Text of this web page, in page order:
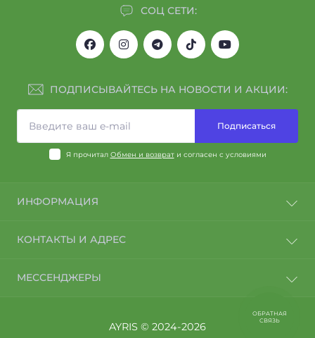
СОЦ СЕТИ:
ПОДПИСЫВАЙТЕСЬ НА НОВОСТИ И АКЦИИ:
Подписаться
Я прочитал Обмен и возврати согласен с условиями
ИНФОРМАЦИЯ
Политика конфиденциальности
О нас
Умови оформлення замовлення
КОНТАКТЫ И АДРЕС
МЕССЕНДЖЕРЫ
AYRIS © 2024-2026
ОБРАТНАЯ
СВЯЗЬ